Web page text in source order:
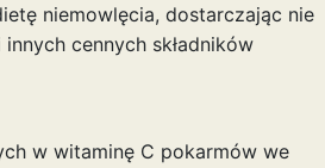
niemowlęcia, dostarczając nie
cennych składników
w witaminę C pokarmów we